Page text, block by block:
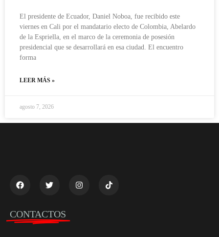
El presidente de Ecuador, Daniel Noboa, fue recibido este
viernes en Cali por el mandatario electo de Colombia, Abelardo
de la Espriella, en el marco de la ceremonia de posesión
presidencial que se desarrollará en esa ciudad. El encuentro
forma
LEER MÁS »
agosto 7, 2026
CONTACTOS